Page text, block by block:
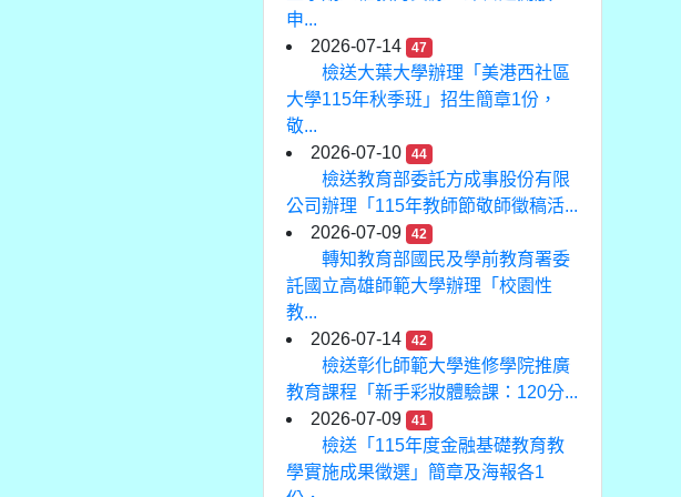
申...
2026-07-14
47
檢送大葉大學辦理「美港西社區
大學115年秋季班」招生簡章1份，
敬...
2026-07-10
44
檢送教育部委託方成事股份有限
公司辦理「115年教師節敬師徵稿活...
2026-07-09
42
轉知教育部國民及學前教育署委
託國立高雄師範大學辦理「校園性
教...
2026-07-14
42
檢送彰化師範大學進修學院推廣
教育課程「新手彩妝體驗課：120分...
2026-07-09
41
檢送「115年度金融基礎教育教
學實施成果徵選」簡章及海報各1